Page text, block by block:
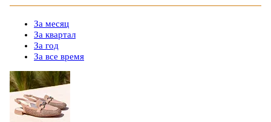
За месяц
За квартал
За год
За все время